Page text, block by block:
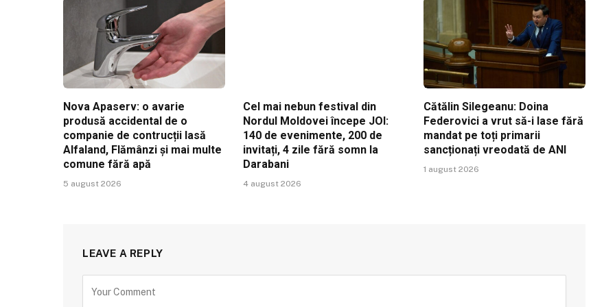
Nova Apaserv: o avarie
produsă accidental de o
companie de contrucții lasă
Alfaland, Flămânzi și mai multe
comune fără apă
5 august 2026
Cel mai nebun festival din
Nordul Moldovei începe JOI:
140 de evenimente, 200 de
invitați, 4 zile fără somn la
Darabani
4 august 2026
Cătălin Silegeanu: Doina
Federovici a vrut să-i lase fără
mandat pe toți primarii
sancționați vreodată de ANI
1 august 2026
LEAVE A REPLY